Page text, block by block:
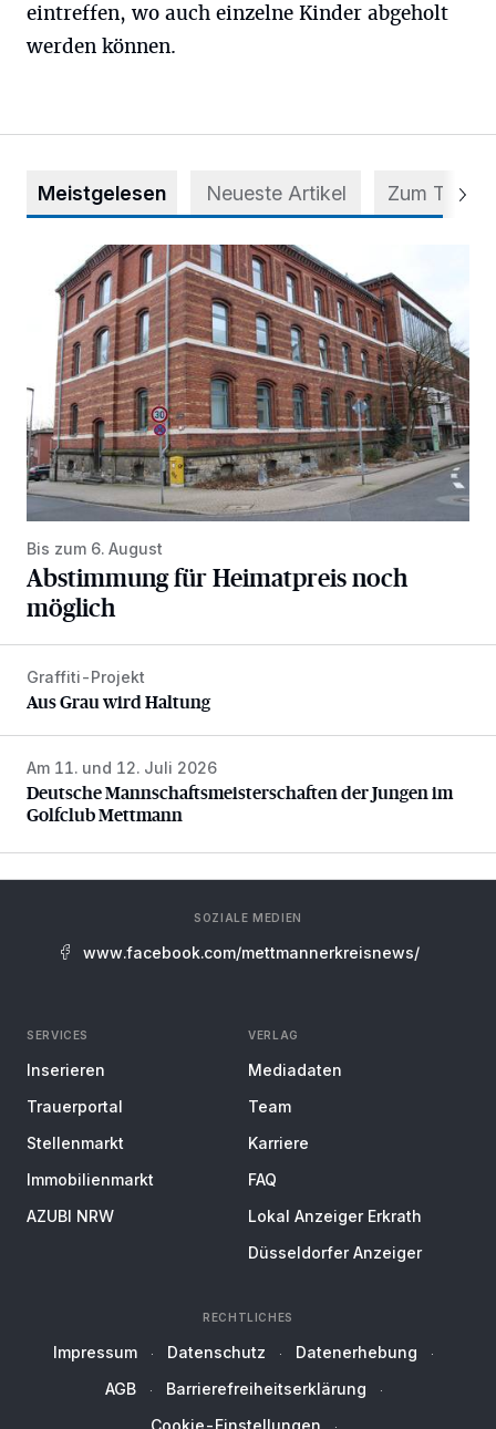
eintreffen, wo auch einzelne Kinder abgeholt
werden können.
Meistgelesen Neueste Artikel Zum Thema
Abstimmung für Heimatpreis noch möglich
Bis zum 6. August
Abstimmung für Heimatpreis noch
möglich
Aus Grau wird Haltung
Graffiti-Projekt
Aus Grau wird Haltung
Deutsche Mannschaftsmeisterschaften der Jungen im
Am 11. und 12. Juli 2026
Deutsche Mannschaftsmeisterschaften der Jungen im
Golfclub Mettmann
SOZIALE MEDIEN
www.facebook.com/mettmannerkreisnews/
SERVICES
Inserieren
Trauerportal
Stellenmarkt
Immobilienmarkt
AZUBI NRW
VERLAG
Mediadaten
Team
Karriere
FAQ
Lokal Anzeiger Erkrath
Düsseldorfer Anzeiger
RECHTLICHES
Impressum Datenschutz
Datenerhebung
AGB
Barrierefreiheitserklärung
Cookie-Einstellungen